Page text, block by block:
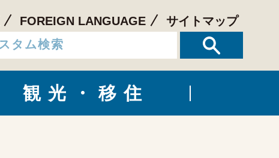
FOREIGN LANGUAGE サイトマップ
観光・移住